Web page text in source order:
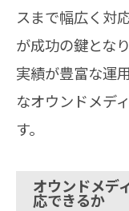
スまで幅広く対
が成功の鍵とな
実績が豊富な運
なオウンドメデ
す。
オウンドメデ
応できるか